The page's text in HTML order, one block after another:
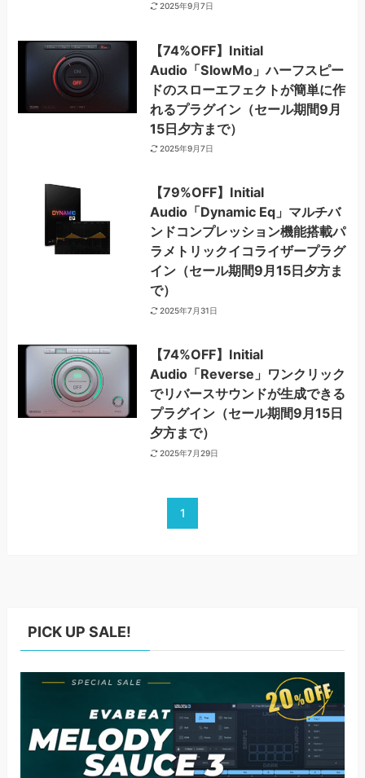
2025年9月7日
【74%OFF】Initial
Audio「SlowMo」ハーフスピー
ドのスローエフェクトが簡単に作
れるプラグイン（セール期間9月
15日夕方まで）
2025年9月7日
【79%OFF】Initial
Audio「Dynamic Eq」マルチバ
ンドコンプレッション機能搭載パ
ラメトリックイコライザープラグ
イン（セール期間9月15日夕方ま
で）
2025年7月31日
【74%OFF】Initial
Audio「Reverse」ワンクリック
でリバースサウンドが生成できる
プラグイン（セール期間9月15日
夕方まで）
2025年7月29日
1
PICK UP SALE!